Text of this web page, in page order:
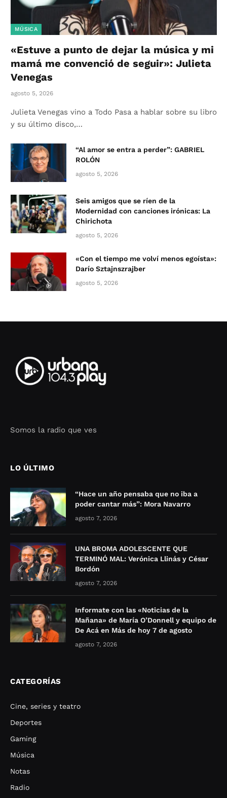
MÚSICA
«Estuve a punto de dejar la música y mi
mamá me convenció de seguir»: Julieta
Venegas
agosto 5, 2026
Julieta Venegas vino a Todo Pasa a hablar sobre su libro
y su último disco,…
“Al amor se entra a perder”: GABRIEL
ROLÓN
agosto 5, 2026
Seis amigos que se ríen de la
Modernidad con canciones irónicas: La
Chirichota
agosto 5, 2026
«Con el tiempo me volví menos egoísta»:
Darío Sztajnszrajber
agosto 5, 2026
Somos la radio que ves
LO ÚLTIMO
“Hace un año pensaba que no iba a
poder cantar más”: Mora Navarro
agosto 7, 2026
UNA BROMA ADOLESCENTE QUE
TERMINÓ MAL: Verónica Llinás y César
Bordón
agosto 7, 2026
Informate con las «Noticias de la
Mañana» de María O’Donnell y equipo de
De Acá en Más de hoy 7 de agosto
agosto 7, 2026
CATEGORÍAS
Cine, series y teatro
Deportes
Gaming
Música
Notas
Radio